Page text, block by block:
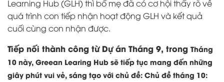
Learning Hub (GLH) thì bố mẹ đã có cơ hội thấy rõ về
quá trình con tiếp nhận hoạt động GLH và kết quả
cuối cùng con nhận được.
Tiếp nối thành công từ Dự án Tháng 9, trong Tháng
10 này, Greean Learing Hub sẽ tiếp tục mang đến những
giây phút vui vẻ, sáng tạo với chủ đề: Chủ đề tháng 10: